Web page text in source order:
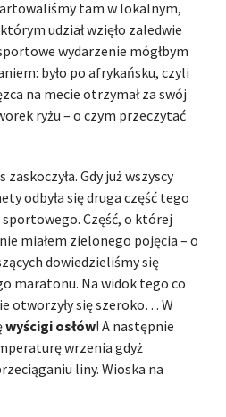
tam w lokalnym,
udział wzięło zaledwie
wydarzenie mógłbym
było po afrykańsku, czyli
na mecie otrzymał za swój
ryżu – o czym przeczytać
Gdy już wszyscy
odbyła się druga część tego
Część, o której
miałem zielonego pojęcia – o
dowiedzieliśmy się
maratonu. Na widok tego co
otworzyły się szeroko… W
wyścigi osłów! A następnie
wrzenia gdyż
liny. Wioska na